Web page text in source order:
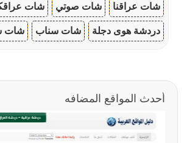
شات عراقنا شات صوتي شات
دردشة هوى دجلة شات سناب شات
أحدث المواقع المضافه